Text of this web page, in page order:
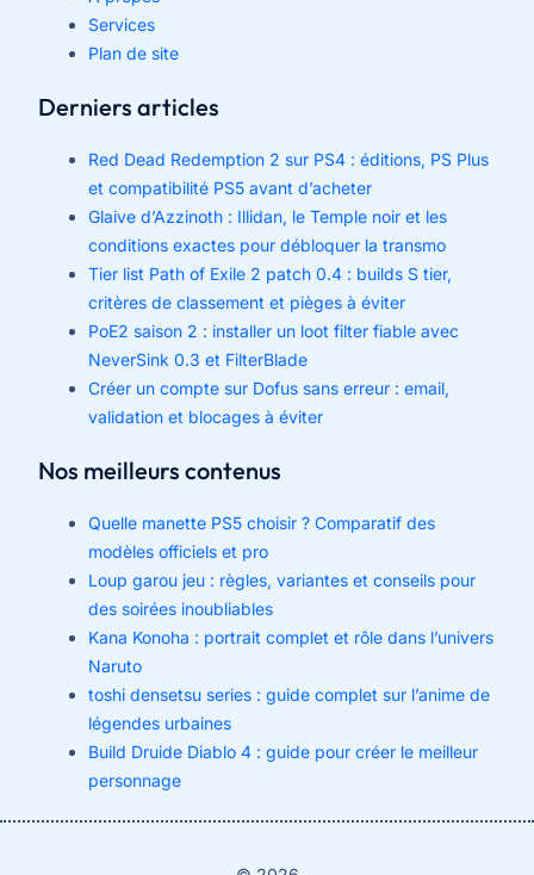
Services
Plan de site
Derniers articles
Red Dead Redemption 2 sur PS4 : éditions, PS Plus
et compatibilité PS5 avant d’acheter
Glaive d’Azzinoth : Illidan, le Temple noir et les
conditions exactes pour débloquer la transmo
Tier list Path of Exile 2 patch 0.4 : builds S tier,
critères de classement et pièges à éviter
PoE2 saison 2 : installer un loot filter fiable avec
NeverSink 0.3 et FilterBlade
Créer un compte sur Dofus sans erreur : email,
validation et blocages à éviter
Nos meilleurs contenus
Quelle manette PS5 choisir ? Comparatif des
modèles officiels et pro
Loup garou jeu : règles, variantes et conseils pour
des soirées inoubliables
Kana Konoha : portrait complet et rôle dans l’univers
Naruto
toshi densetsu series : guide complet sur l’anime de
légendes urbaines
Build Druide Diablo 4 : guide pour créer le meilleur
personnage